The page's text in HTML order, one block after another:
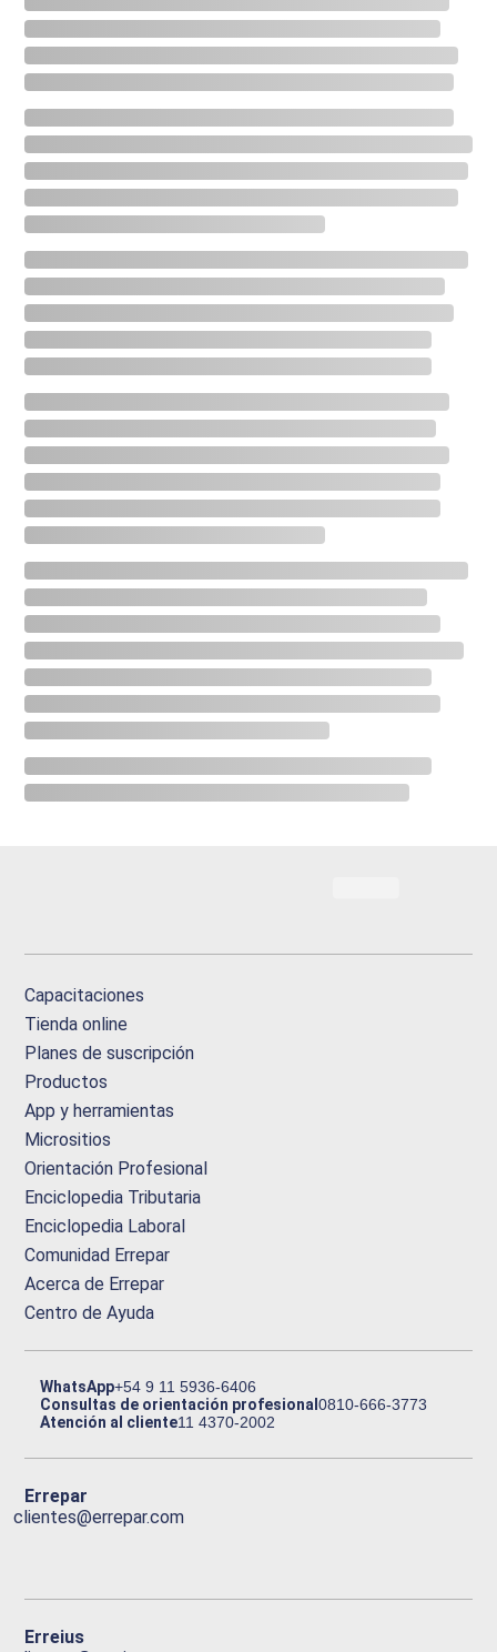
Capacitaciones
Tienda online
Planes de suscripción
Productos
App y herramientas
Micrositios
Orientación Profesional
Enciclopedia Tributaria
Enciclopedia Laboral
Comunidad Errepar
Acerca de Errepar
Centro de Ayuda
WhatsApp+54 9 11 5936-6406
Consultas de orientación profesional0810-666-3773
Atención al cliente11 4370-2002
Errepar
clientes@errepar.com
Erreius